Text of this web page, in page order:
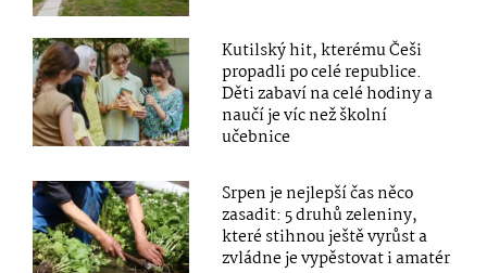
Kutilský hit, kterému Češi
propadli po celé republice.
Děti zabaví na celé hodiny a
naučí je víc než školní
učebnice
Srpen je nejlepší čas něco
zasadit: 5 druhů zeleniny,
které stihnou ještě vyrůst a
zvládne je vypěstovat i amatér